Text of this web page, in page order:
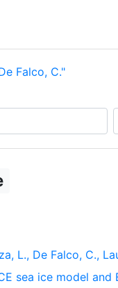
Falco, C."
L., De Falco, C.,
sea ice model